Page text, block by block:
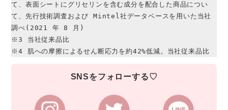
て、表面シートにグリセリンを含む成分を配合した商品につい
て、先行技術調査および Mintel社データベースを用いた当社
調べ(2021 年 8 月)
※3 当社従来品比
※4 肌への摩擦によるせん断応力を約42%低減。当社従来品比
SNSをフォローする♡